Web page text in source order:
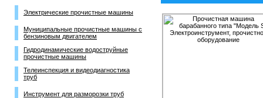
Электрические прочистные машины
Муниципальные прочистные машины с
бензиновым двигателем
Гидродинамические водоструйные
прочистные машины
Телеинспекция и видеодиагностика
труб
Инструмент для разморозки труб